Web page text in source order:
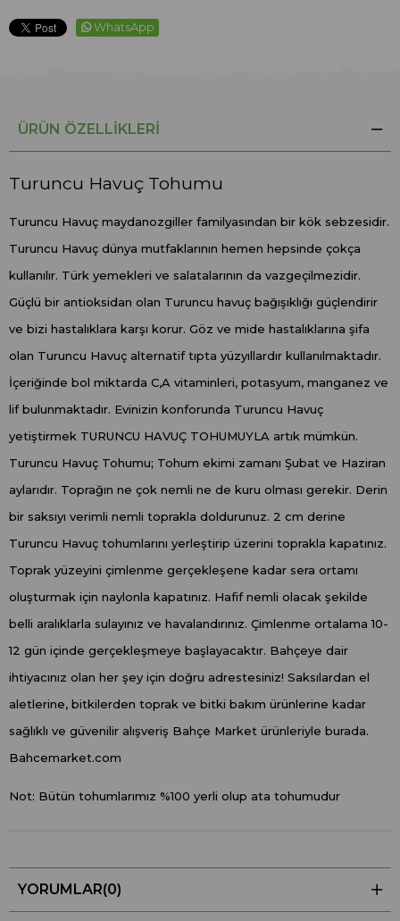
WhatsApp
ÜRÜN ÖZELLIKLERI
Turuncu Havuç Tohumu
Turuncu Havuç maydanozgiller familyasından bir kök sebzesidir.
Turuncu Havuç dünya mutfaklarının hemen hepsinde çokça
kullanılır. Türk yemekleri ve salatalarının da vazgeçilmezidir.
Güçlü bir antioksidan olan Turuncu havuç bağışıklığı güçlendirir
ve bizi hastalıklara karşı korur. Göz ve mide hastalıklarına şifa
olan Turuncu Havuç alternatif tıpta yüzyıllardır kullanılmaktadır.
İçeriğinde bol miktarda C,A vitaminleri, potasyum, manganez ve
lif bulunmaktadır. Evinizin konforunda Turuncu Havuç
yetiştirmek TURUNCU HAVUÇ TOHUMUYLA artık mümkün.
Turuncu Havuç Tohumu; Tohum ekimi zamanı Şubat ve Haziran
aylarıdır. Toprağın ne çok nemli ne de kuru olması gerekir. Derin
bir saksıyı verimli nemli toprakla doldurunuz. 2 cm derine
Turuncu Havuç tohumlarını yerleştirip üzerini toprakla kapatınız.
Toprak yüzeyini çimlenme gerçekleşene kadar sera ortamı
oluşturmak için naylonla kapatınız. Hafif nemli olacak şekilde
belli aralıklarla sulayınız ve havalandırınız. Çimlenme ortalama 10-
12 gün içinde gerçekleşmeye başlayacaktır. Bahçeye dair
ihtiyacınız olan her şey için doğru adrestesiniz! Saksılardan el
aletlerine, bitkilerden toprak ve bitki bakım ürünlerine kadar
sağlıklı ve güvenilir alışveriş Bahçe Market ürünleriyle burada.
Bahcemarket.com
Not: Bütün tohumlarımız %100 yerli olup ata tohumudur
YORUMLAR(0)